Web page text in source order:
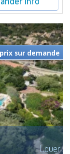
Louer
prix sur demande